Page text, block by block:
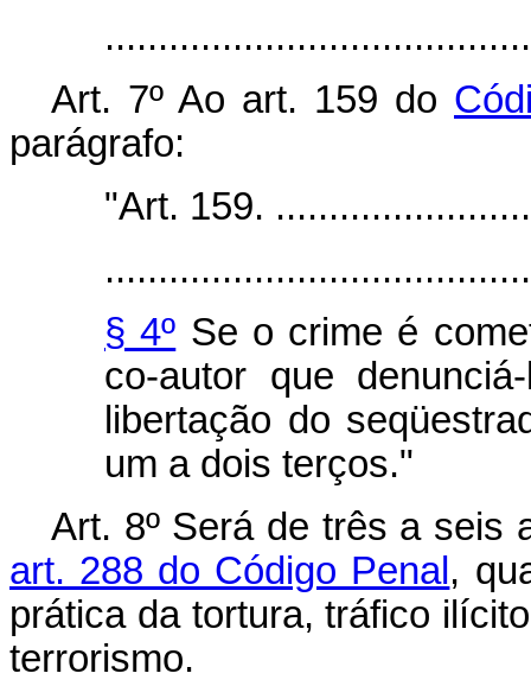
Art. 7º Ao art. 159 do
parágrafo:
"Art. 159.
§ 4º Se o crime é
co-autor que
libertação do
um a dois terços."
Art. 8º Será de três a seis
art. 288 do Código Penal,
prática da tortura, tráfico
terrorismo.